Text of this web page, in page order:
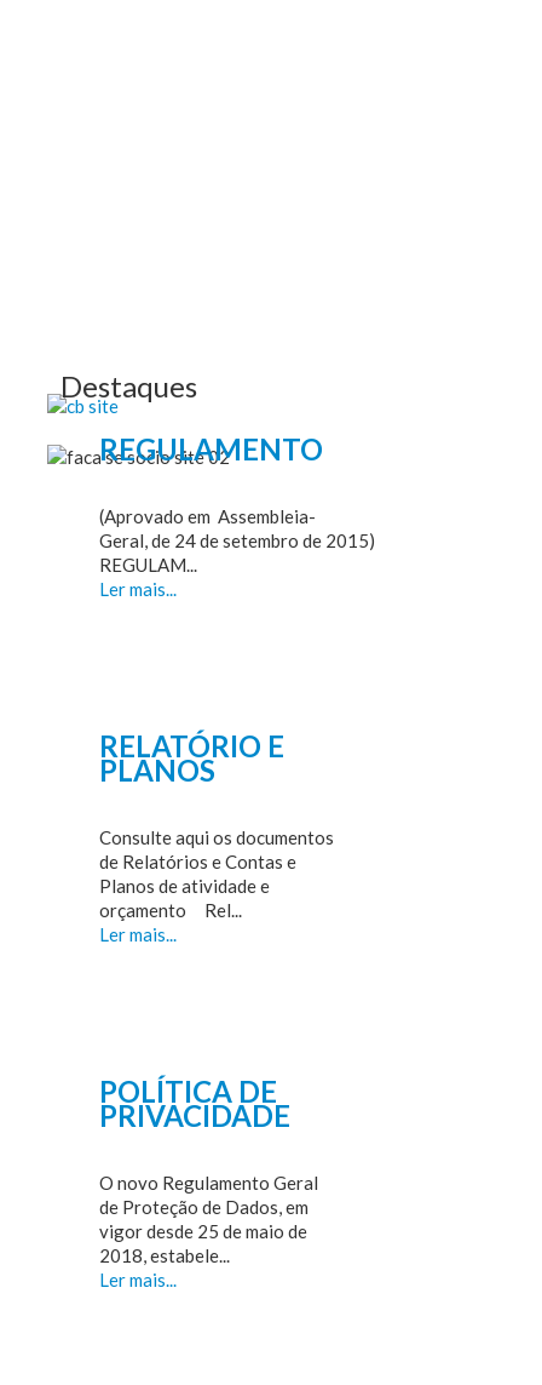
Destaques
REGULAMENTO
(Aprovado em Assembleia-
Geral, de 24 de setembro de 2015)
REGULAM...
Ler mais...
RELATÓRIO E
PLANOS
Consulte aqui os documentos
de Relatórios e Contas e
Planos de atividade e
orçamento Rel...
Ler mais...
POLÍTICA DE
PRIVACIDADE
O novo Regulamento Geral
de Proteção de Dados, em
vigor desde 25 de maio de
2018, estabele...
Ler mais...